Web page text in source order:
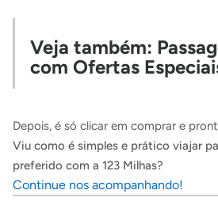
Veja também:
com Ofertas
Depois, é só clicar em comprar e
Viu como é simples e prático viajar
preferido com a 123 Milhas?
Continue nos acompanhando!